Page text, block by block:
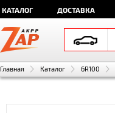
КАТАЛОГ ДОСТАВКА
Главная Каталог 6R100